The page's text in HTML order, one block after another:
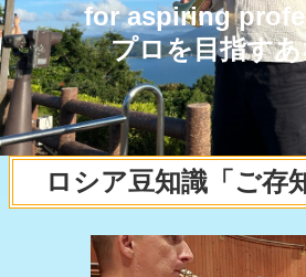
for aspiring
プロを目指す
ロシア豆知識「ご存